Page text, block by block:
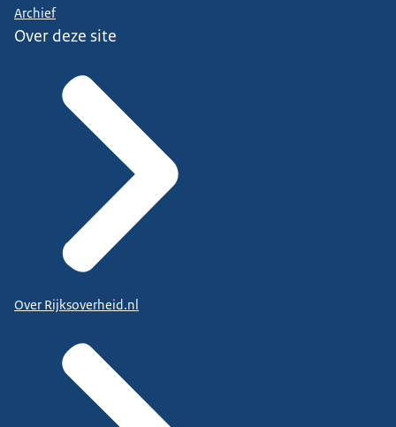
Archief
Over deze site
Over Rijksoverheid.nl